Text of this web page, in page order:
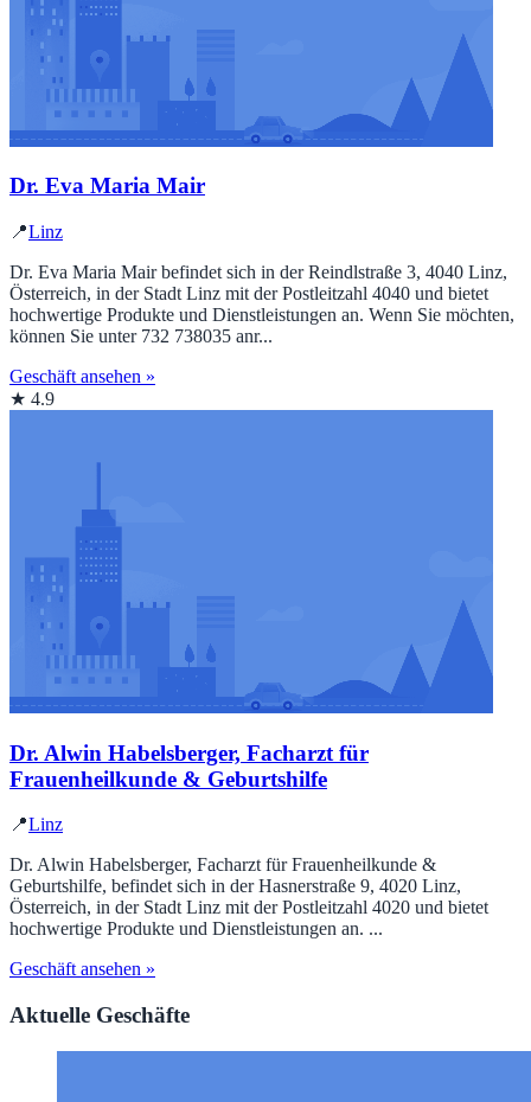
Dr. Eva Maria Mair
📍Linz
Dr. Eva Maria Mair befindet sich in der Reindlstraße 3, 4040 Linz,
Österreich, in der Stadt Linz mit der Postleitzahl 4040 und bietet
hochwertige Produkte und Dienstleistungen an. Wenn Sie möchten,
können Sie unter 732 738035 anr...
Geschäft ansehen »
★ 4.9
Dr. Alwin Habelsberger, Facharzt für
Frauenheilkunde & Geburtshilfe
📍Linz
Dr. Alwin Habelsberger, Facharzt für Frauenheilkunde &
Geburtshilfe, befindet sich in der Hasnerstraße 9, 4020 Linz,
Österreich, in der Stadt Linz mit der Postleitzahl 4020 und bietet
hochwertige Produkte und Dienstleistungen an. ...
Geschäft ansehen »
Aktuelle Geschäfte